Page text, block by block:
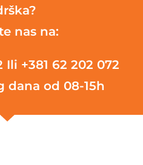
nas na:
Ili +381 62 202 072
dana od 08-15h